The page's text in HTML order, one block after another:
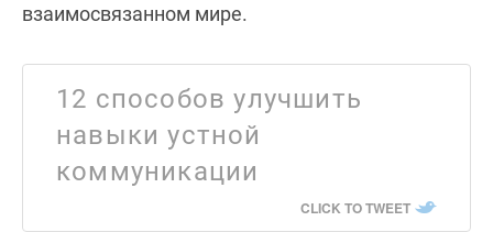
взаимосвязанном мире.
12 способов улучшить
навыки устной
коммуникации
CLICK TO TWEET